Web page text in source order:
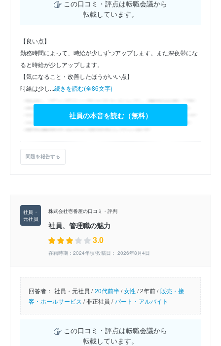
この口コミ・評点は転職会議から
転載しています。
【良い点】
勤務時間によって、時給が少しずつアップします。また深夜帯にな
ると時給が少しアップします。
【気になること・改善したほうがいい点】
時給は少し...続きを読む(全86文字)
社員の本音を読む（無料）
問題を報告する
株式会社壱番屋の口コミ・評判
社員、管理職の魅力
3.0
在籍時期：2024年頃/投稿日： 2026年8月4日
回答者： 社員・元社員 / 20代前半/女性/2年前 / 販売・接
客・ホールサービス /非正社員 / パート・アルバイト
この口コミ・評点は転職会議から
転載しています。